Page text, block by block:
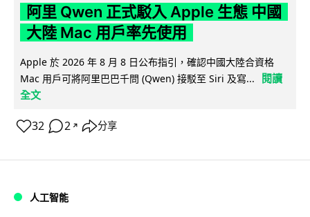
阿里 Qwen 正式駁入 Apple 生態 中國
大陸 Mac 用戶率先使用
Apple 於 2026 年 8 月 8 日公布指引，確認中國大陸合資格
Mac 用戶可將阿里巴巴千問 (Qwen) 接駁至 Siri 及寫...
閱讀
全文
32 2 ↗ 分享
人工智能